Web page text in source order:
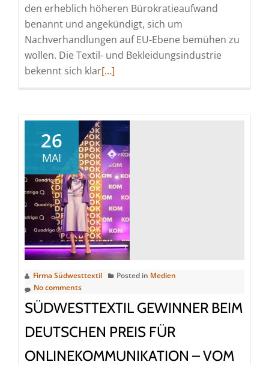
den erheblich höheren Bürokratieaufwand
benannt und angekündigt, sich um
Nachverhandlungen auf EU-Ebene bemühen zu
wollen. Die Textil- und Bekleidungsindustrie
bekennt sich klarRead
Südwesttextil
bekräftigt
Forderungen
nach
substanzieller
Nachbesserung
[…]
26
MAI
Firma Südwesttextil Posted in Medien
No comments
SÜDWESTTEXTIL GEWINNER BEIM
DEUTSCHEN PREIS FÜR
ONLINEKOMMUNIKATION – VOM